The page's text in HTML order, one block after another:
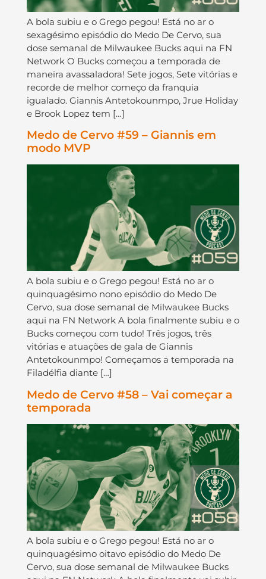
A bola subiu e o Grego pegou! Está no ar o
sexagésimo episódio do Medo De Cervo, sua
dose semanal de Milwaukee Bucks aqui na FN
Network O Bucks começou a temporada de
maneira avassaladora! Sete jogos, Sete vitórias e
recorde de melhor começo da franquia
igualado. Giannis Antetokounmpo, Jrue Holiday
e Brook Lopez tem […]
Medo de Cervo #59 – Giannis em
modo MVP
A bola subiu e o Grego pegou! Está no ar o
quinquagésimo nono episódio do Medo De
Cervo, sua dose semanal de Milwaukee Bucks
aqui na FN Network A bola finalmente subiu e o
Bucks começou com tudo! Três jogos, três
vitórias e atuações de gala de Giannis
Antetokounmpo! Começamos a temporada na
Filadélfia diante […]
Medo de Cervo #58 – Vai começar a
temporada
A bola subiu e o Grego pegou! Está no ar o
quinquagésimo oitavo episódio do Medo De
Cervo, sua dose semanal de Milwaukee Bucks